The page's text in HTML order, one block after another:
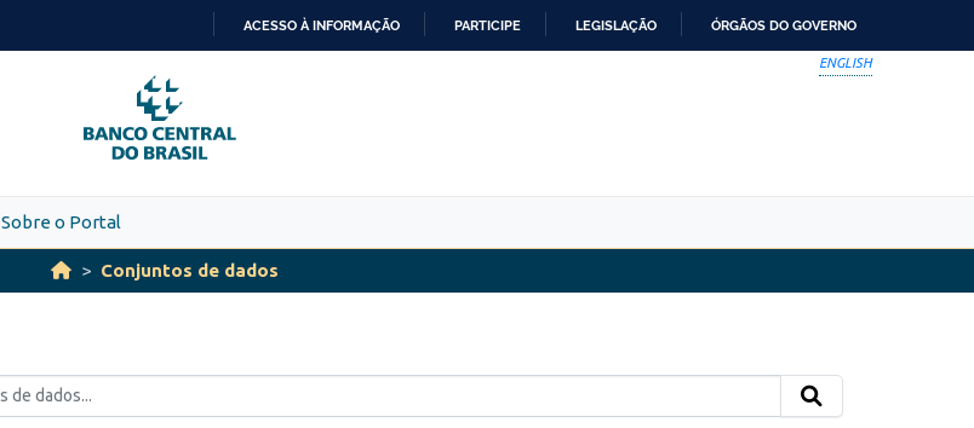
PARA
O
CONTEÚDO
ACESSO À INFORMAÇÃO PARTICIPE LEGISLAÇÃO ÓRGÃOS DO GOVERNO
ENGLISH
Sobre o Portal
Conjuntos de dados